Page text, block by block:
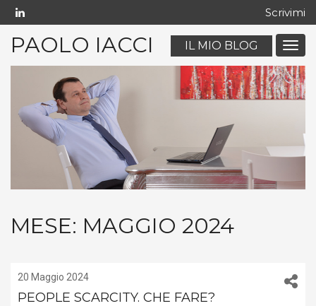
Scrivimi
Menu
PAOLO IACCI IL MIO BLOG
MESE: MAGGIO 2024
20 Maggio 2024
PEOPLE SCARCITY. CHE FARE?